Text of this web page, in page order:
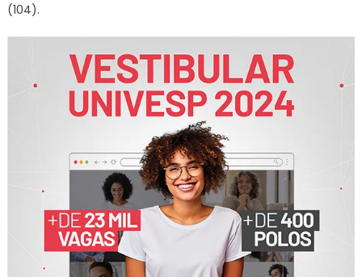
(104).